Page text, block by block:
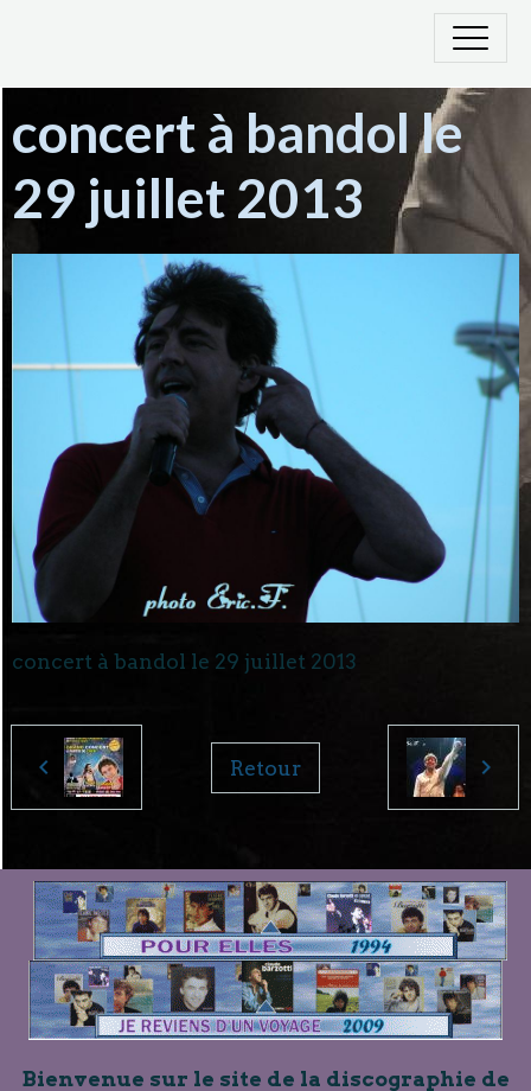
concert à bandol le
29 juillet 2013
concert à bandol le 29 juillet 2013
Retour
Bienvenue sur le site de la discographie de